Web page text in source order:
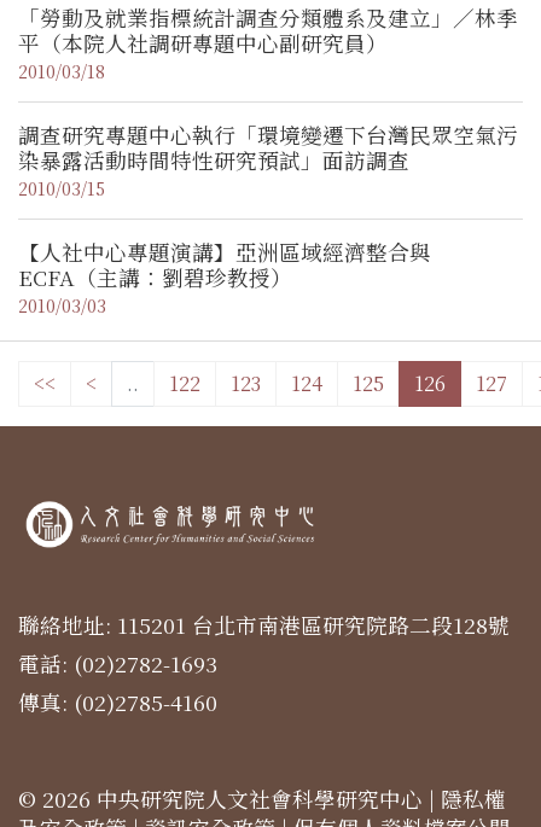
「勞動及就業指標統計調查分類體系及建立」／林季
平（本院人社調研專題中心副研究員）
2010/03/18
調查研究專題中心執行「環境變遷下台灣民眾空氣污
染暴露活動時間特性研究預試」面訪調查
2010/03/15
【人社中心專題演講】亞洲區域經濟整合與
ECFA（主講：劉碧珍教授）
2010/03/03
<< < .. 122 123 124 125 126 127
聯絡地址: 115201 台北市南港區研究院路二段128號
電話: (02)2782-1693
傳真: (02)2785-4160
© 2026 中央研究院人文社會科學研究中心 | 隱私權